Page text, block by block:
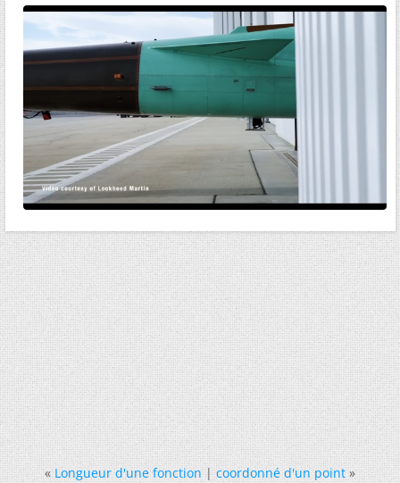
« Longueur d'une fonction|coordonné d'un point »